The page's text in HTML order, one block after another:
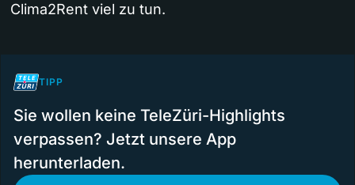
Clima2Rent viel zu tun.
TIPP
Sie wollen keine TeleZüri-Highlights
verpassen? Jetzt unsere App
herunterladen.